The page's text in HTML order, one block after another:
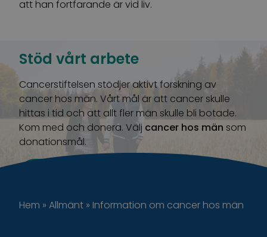
att han fortfarande är vid liv.
Stöd vårt arbete
Cancerstiftelsen stödjer aktivt forskning av
cancer hos män. Vårt mål är att cancer skulle
hittas i tid och att allt fler män skulle bli botade.
Kom med och donera. Välj cancer hos män som
donationsmål.
Hem » Allmänt » Information om cancer hos män